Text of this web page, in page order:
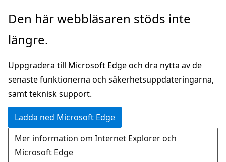
Hoppa
huvudinnehåll
Den här webbläsaren stöds inte
längre.
Uppgradera till Microsoft Edge och dra nytta av de
senaste funktionerna och säkerhetsuppdateringarna,
samt teknisk support.
Ladda ned Microsoft Edge
Mer information om Internet Explorer och
Microsoft Edge